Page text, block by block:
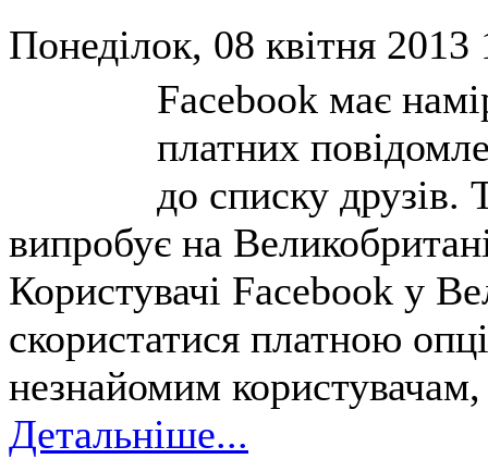
Понеділок, 08 квітня
Facebook має
платних
до списку друзів.
випробує на
Користувачі Facebook у
скористатися платною
незнайомим
Детальніше...